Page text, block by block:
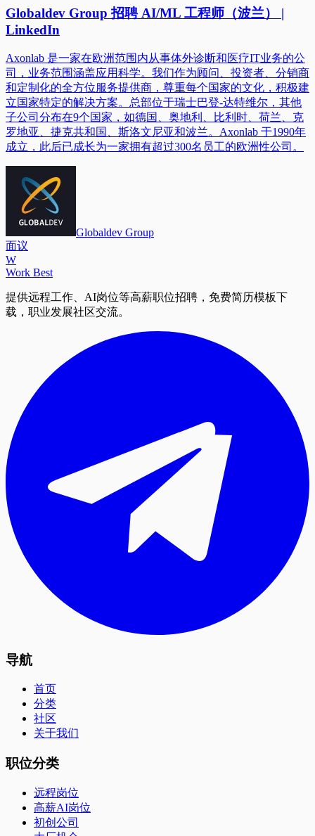
Globaldev Group 招聘 AI/ML 工程师（波兰） |
LinkedIn
Axonlab 是一家在欧洲范围内从事体外诊断和医疗IT业务的公
司，业务范围涵盖应用科学。我们作为顾问、投资者、分销商
和定制化的全方位服务提供商，尊重每个国家的文化，积极建
立国家特定的解决方案。总部位于瑞士巴登-达特维尔，其他
子公司分布在9个国家，如德国、奥地利、比利时、荷兰、克
罗地亚、捷克共和国、斯洛文尼亚和波兰。Axonlab 于1990年
成立，此后已成长为一家拥有超过300名员工的欧洲性公司。
Globaldev Group
面议
W
Work Best
提供远程工作、AI岗位等高薪职位招聘，免费简历模板下
载，职业发展社区交流。
导航
首页
分类
社区
关于我们
职位分类
远程岗位
高薪AI岗位
初创公司